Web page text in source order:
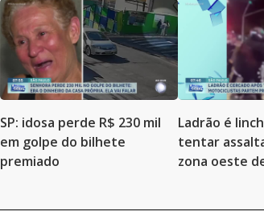
SP: idosa perde R$ 230 mil
em golpe do bilhete
premiado
Ladrão é
tentar
zona oeste